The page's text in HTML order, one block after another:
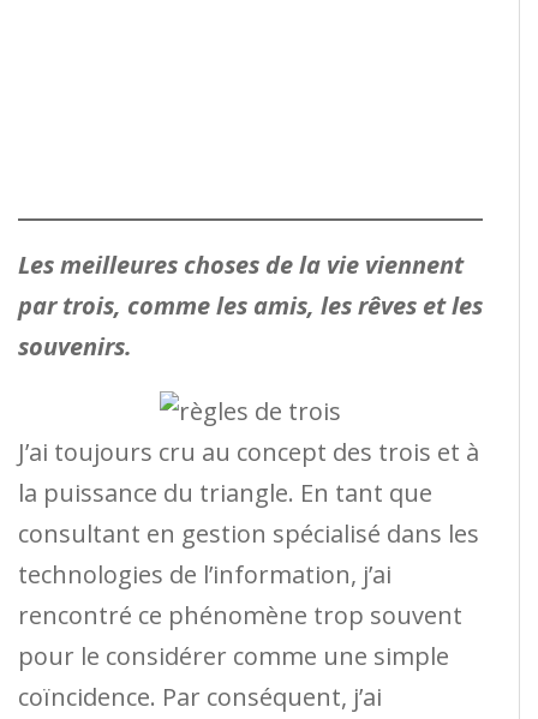
Les meilleures choses de la vie viennent
par trois, comme les amis, les rêves et les
souvenirs.
J’ai toujours cru au concept des trois et à
la puissance du triangle. En tant que
consultant en gestion spécialisé dans les
technologies de l’information, j’ai
rencontré ce phénomène trop souvent
pour le considérer comme une simple
coïncidence. Par conséquent, j’ai